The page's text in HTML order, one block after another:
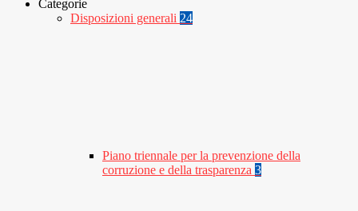
Categorie
Disposizioni generali 24
Piano triennale per la prevenzione della
corruzione e della trasparenza 3